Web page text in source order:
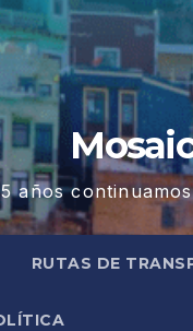
años
RUTAS DE